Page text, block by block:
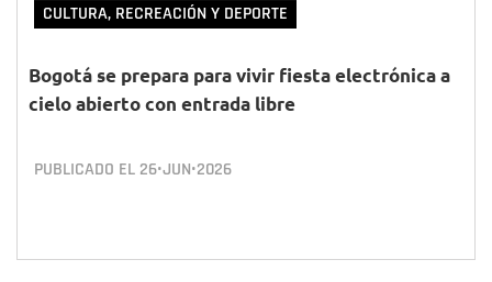
CULTURA, RECREACIÓN Y DEPORTE
Bogotá se prepara para vivir fiesta electrónica a
cielo abierto con entrada libre
PUBLICADO EL 26•JUN•2026